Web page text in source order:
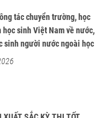
tác chuyển trường, học
học sinh Việt Nam về nước,
sinh người nước ngoài học
từ năm học 2026-2027